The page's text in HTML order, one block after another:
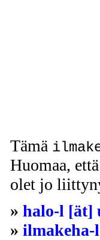
Tämä
Huomaa,
olet jo
» halo-l [ät]
»